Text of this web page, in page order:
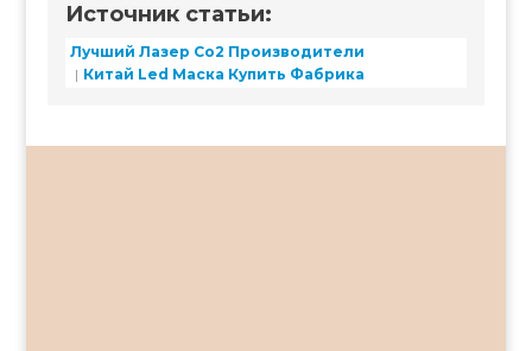
Источник статьи:
Лучший Лазер Co2 Производители
Китай Led Маска Купить Фабрика